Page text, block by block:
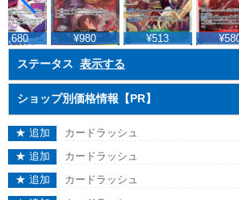
¥980 ¥513 ¥580
ステータス 表示する
ショップ別価格情報【PR】
★ 追加 カードラッシュ
★ 追加
カードラッシュ
★ 追加
カードラッシュ